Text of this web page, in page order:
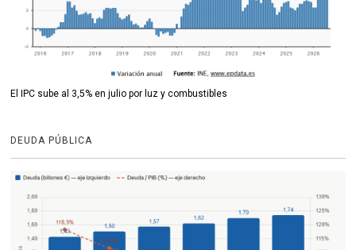
El IPC sube al 3,5% en julio por luz y combustibles
DEUDA PÚBLICA